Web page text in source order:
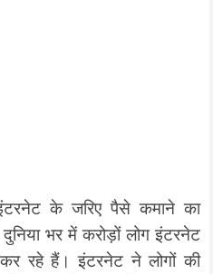
के जरिए पैसे कमाने का
भर में करोड़ों लोग इंटरनेट
रहे हैं। इंटरनेट ने लोगों की